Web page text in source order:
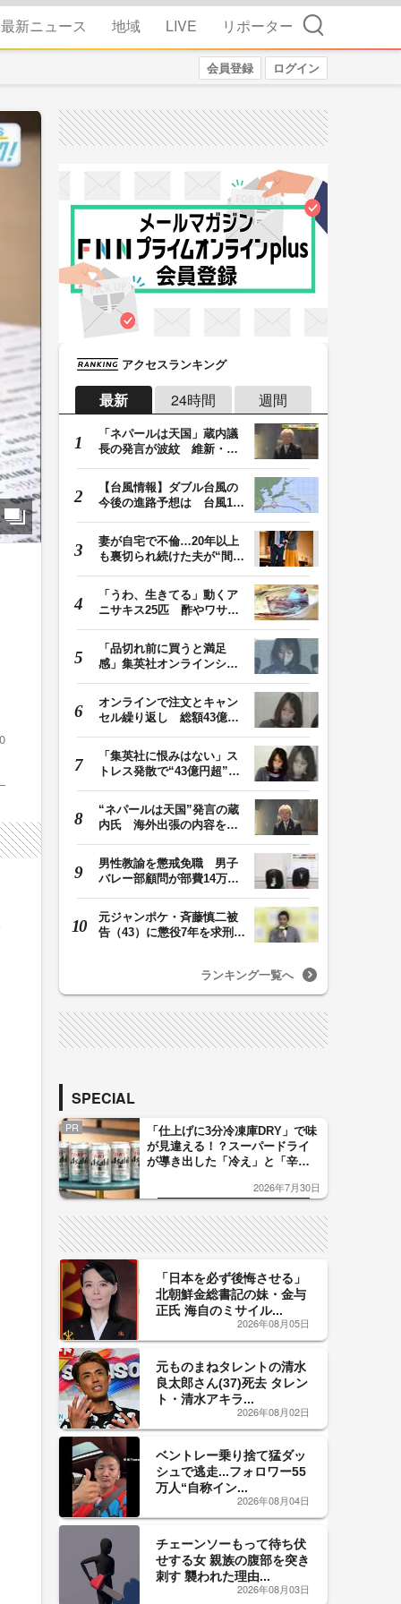
最新ニュース 地域 LIVE リポーター 検索
会員登録 ログイン
アクセスランキング
最新 24時間 週間
「ネパールは天国」蔵内議
長の発言が波紋 維新・吉
【台風情報】ダブル台風の
今後の進路予想は 台風13
妻が自宅で不倫…20年以上
も裏切られ続けた夫が“間
「うわ、生きてる」動くア
ニサキス25匹 酢やワサビ
「品切れ前に買うと満足
感」集英社オンラインショ
オンラインで注文とキャン
セル繰り返し 総額43億円
「集英社に恨みはない」ス
トレス発散で“43億円超”の
“ネパールは天国”発言の蔵
内氏 海外出張の内容を説
男性教諭を懲戒免職 男子
バレー部顧問が部費14万円
元ジャンポケ・斉藤慎二被
告（43）に懲役7年を求刑
ランキング一覧へ
SPECIAL
PR
「仕上げに3分冷凍庫DRY」で味
が見違える！？スーパードライ
が導き出した「冷え」と「辛
した「辛口カーブ」が飲み頃の
2026年7月30日
「日本を必ず後悔させる」
北朝鮮金総書記の妹・金与
正氏 海自のミサイル...
2026年08月05日
元ものまねタレントの清水
良太郎さん(37)死去 タレン
ト・清水アキラ...
2026年08月02日
ベントレー乗り捨て猛ダッ
シュで逃走...フォロワー55
万人“自称イン...
2026年08月04日
チェーンソーもって待ち伏
せする女 親族の腹部を突き
刺す 襲われた理由...
2026年08月03日